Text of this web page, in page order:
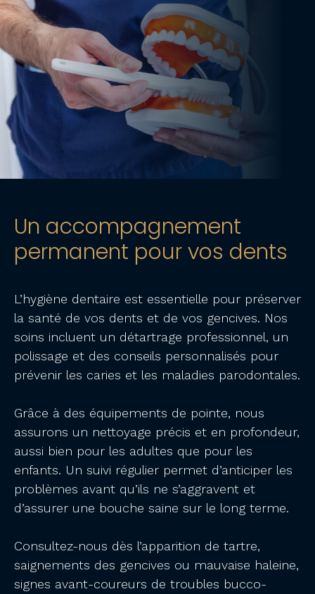
Un accompagnement
permanent pour vos dents
L’hygiène dentaire est essentielle pour préserver
la santé de vos dents et de vos gencives. Nos
soins incluent un détartrage professionnel, un
polissage et des conseils personnalisés pour
prévenir les caries et les maladies parodontales.
Grâce à des équipements de pointe, nous
assurons un nettoyage précis et en profondeur,
aussi bien pour les adultes que pour les
enfants. Un suivi régulier permet d’anticiper les
problèmes avant qu’ils ne s’aggravent et
d’assurer une bouche saine sur le long terme.
Consultez-nous dès l’apparition de tartre,
saignements des gencives ou mauvaise haleine,
signes avant-coureurs de troubles bucco-